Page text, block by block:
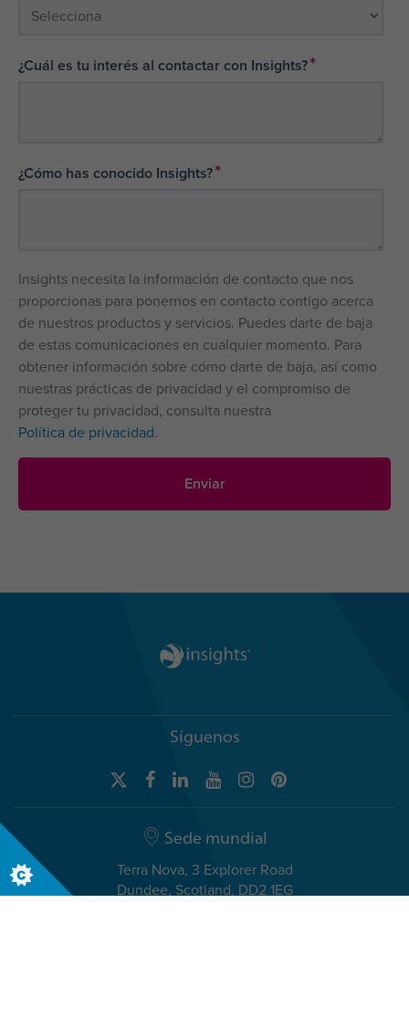
¿Cuál es tu interés al contactar con Insights?*
¿Cómo has conocido Insights?*
Insights necesita la información de contacto que nos
proporcionas para ponernos en contacto contigo acerca
de nuestros productos y servicios. Puedes darte de baja
de estas comunicaciones en cualquier momento. Para
obtener información sobre cómo darte de baja, así como
nuestras prácticas de privacidad y el compromiso de
proteger tu privacidad, consulta nuestra
Política de privacidad.
Síguenos
Sede mundial
Terra Nova, 3 Explorer Road
Dundee, Scotland, DD2 1EG